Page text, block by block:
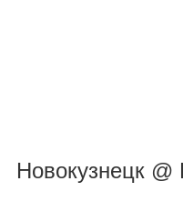
Новокузнецк @